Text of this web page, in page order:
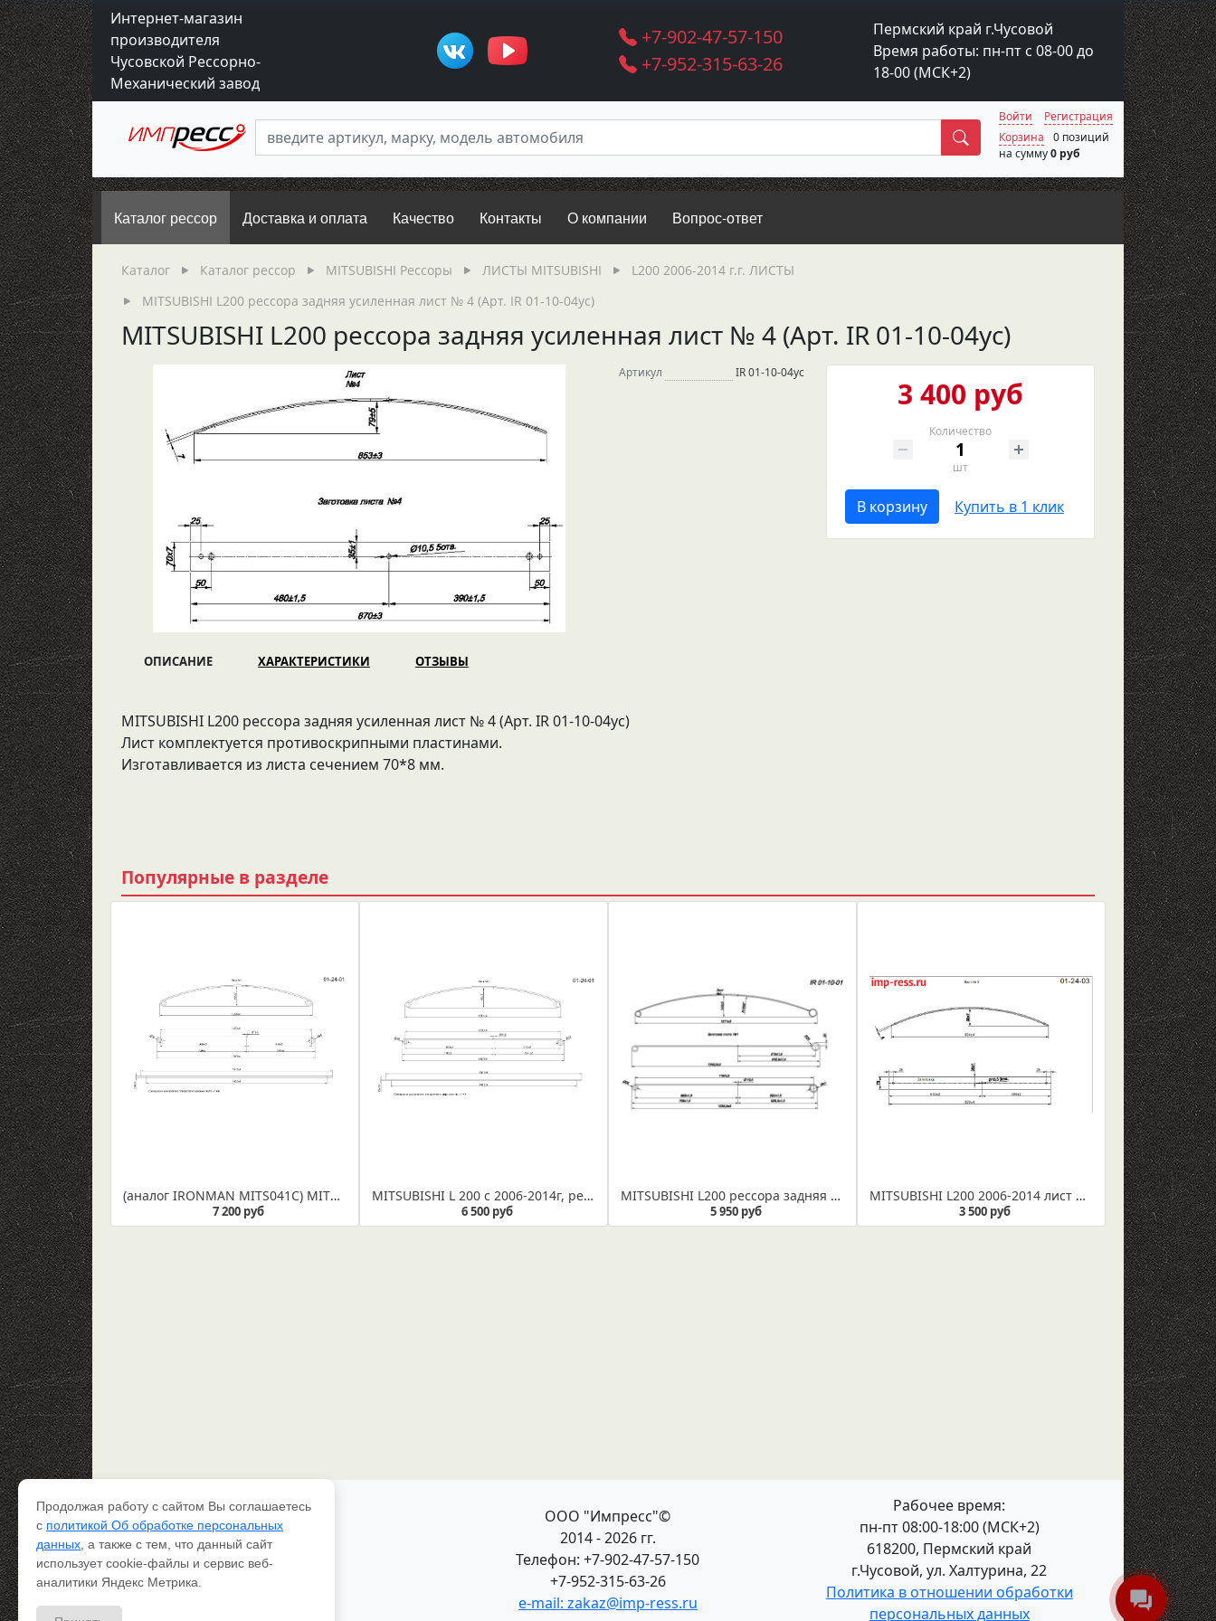
Интернет-магазин
производителя
Чусовской Рессорно-
Механический завод
+7-902-47-57-150
+7-952-315-63-26
Пермский край г.Чусовой
Время работы: пн-пт с 08-00 до
18-00 (МСК+2)
Поиск
Войти
Регистрация
Корзина
0 позиций
на сумму0 руб
Каталог рессор Доставка и оплата Качество Контакты О компании Вопрос-ответ
Каталог Каталог рессор MITSUBISHI Рессоры ЛИСТЫ MITSUBISHI
L200 2006-2014 г.г. ЛИСТЫ
MITSUBISHI L200 рессора задняя усиленная лист № 4 (Арт. IR 01-10-04ус)
MITSUBISHI L200 рессора задняя усиленная лист № 4 (Арт. IR 01-10-04ус)
Артикул IR 01-10-04ус
3 400 руб
Количество
шт
В корзину Купить в 1 клик
ОПИСАНИЕ ХАРАКТЕРИСТИКИ ОТЗЫВЫ
MITSUBISHI L200 рессора задняя усиленная лист № 4 (Арт. IR 01-10-04ус)
Лист комплектуется противоскрипными пластинами.
Изготавливается из листа сечением 70*8 мм.
Популярные в разделе
(аналог IRONMAN MITS041C) MITSUBISHI L 200 с 2006-2014г, рессора задняя усиленная лифтованная лист № 1 в сборе со втулками и сайлентблоком (Арт. IR 01-24-01в)
7 200 руб
MITSUBISHI L 200 с 2006-2014г, рессора задняя усиленная лифтованная лист № 1 (Арт. IR 01-24-01)
6 500 руб
MITSUBISHI L200 рессора задняя усиленная лист № 1 в сборе (Арт. IR 01-10-01ус)
5 950 руб
MITSUBISHI L200 2006-2014 лист № 3 рессора задняя усиленная (Арт. IR 01-24-03)
3 500 руб
Каталог рессор
Доставка и оплата
Качество
Контакты
ООО "Импресс"©
2014 - 2026 гг.
Телефон: +7-902-47-57-150
+7-952-315-63-26
e-mail: zakaz@imp-ress.ru
Рабочее время:
пн-пт 08:00-18:00 (МСК+2)
618200, Пермский край
г.Чусовой, ул. Халтурина, 22
Политика в отношении обработки
персональных данных
Продолжая работу с сайтом Вы соглашаетесь
с политикой Об обработке персональных
данных , а также с тем, что данный сайт
использует cookie-файлы и сервис веб-
аналитики Яндекс Метрика.